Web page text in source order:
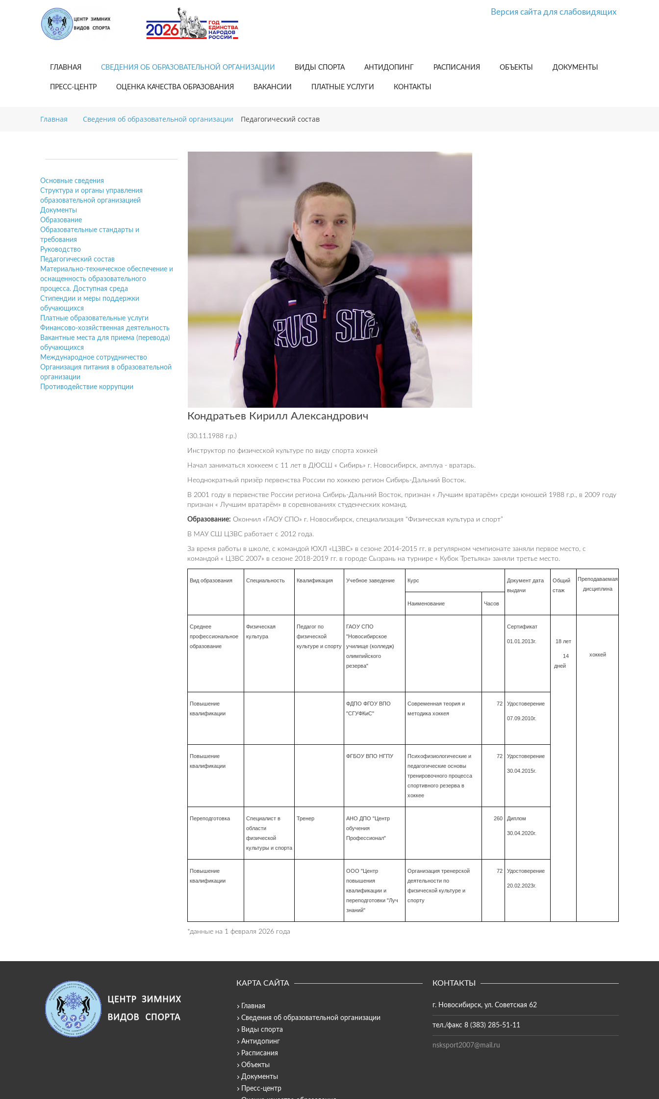
Версия сайта для слабовидящих
ГЛАВНАЯ СВЕДЕНИЯ ОБ ОБРАЗОВАТЕЛЬНОЙ ОРГАНИЗАЦИИ ВИДЫ СПОРТА АНТИДОПИНГ РАСПИСАНИЯ ОБЪЕКТЫ ДОКУМЕНТЫ
ПРЕСС-ЦЕНТР ОЦЕНКА КАЧЕСТВА ОБРАЗОВАНИЯ ВАКАНСИИ ПЛАТНЫЕ УСЛУГИ КОНТАКТЫ
Главная Сведения об образовательной организации Педагогический состав
Кондратьев Кирилл Александрович
(30.11.1988 г.р.)
Инструктор по физической культуре по виду спорта хоккей
Начал заниматься хоккеем с 11 лет в ДЮСШ « Сибирь» г. Новосибирск, амплуа - вратарь.
Неоднократный призёр первенства России по хоккею регион Сибирь-Дальний Восток.
В 2001 году в первенстве России региона Сибирь-Дальний Восток, признан « Лучшим вратарём» среди юношей 1988 г.р., в 2009 году
признан « Лучшим вратарём» в соревнованиях студенческих команд.
Образование: Окончил «ГАОУ СПО» г. Новосибирск, специализация “Физическая культура и спорт”
В МАУ СШ ЦЗВС работает с 2012 года.
За время работы в школе, с командой ЮХЛ «ЦЗВС» в сезоне 2014-2015 гг. в регулярном чемпионате заняли первое место, с
командой « ЦЗВС 2007» в сезоне 2018-2019 гг. в городе Сызрань на турнире « Кубок Третьяка» заняли третье место.
Вид образования Специальность Квалификация Учебное заведение Курс
Документ дата
выдачи
Общий
стаж
Преподаваемая
дисциплина
Наименование Часов
Среднее
профессиональное
образование
Физическая
культура
Педагог по
физической
культуре и спорту
ГАОУ СПО
"Новосибирское
училище (колледж)
олимпийского
резерва"
Сертификат
01.01.2013г. 18 лет
14
дней
хоккей
Повышение
квалификации
ФДПО ФГОУ ВПО
"СГУФКиС"
Современная теория и
методика хоккея
72 Удостоверение
07.09.2010г.
Повышение
квалификации
ФГБОУ ВПО НГПУ
Психофизиологические и
педагогические основы
тренировочного процесса
спортивного резерва в
хоккее
72 Удостоверение
30.04.2015г.
Переподготовка
Специалист в
области
физической
культуры и спорта
Тренер
АНО ДПО "Центр
обучения
Профессионал"
260 Диплом
30.04.2020г.
Повышение
квалификации
ООО "Центр
повышения
квалификации и
переподготовки "Луч
знаний"
Организация тренерской
деятельности по
физической культуре и
спорту
72 Удостоверение
20.02.2023г.
*данные на 1 февраля 2026 года
Основные сведения
Структура и органы управления
образовательной организацией
Документы
Образование
Образовательные стандарты и
требования
Руководство
Педагогический состав
Материально-техническое обеспечение и
оснащенность образовательного
процесса. Доступная среда
Стипендии и меры поддержки
обучающихся
Платные образовательные услуги
Финансово-хозяйственная деятельность
Вакантные места для приема (перевода)
обучающихся
Международное сотрудничество
Организация питания в образовательной
организации
Противодействие коррупции
КАРТА САЙТА
Главная
Сведения об образовательной организации
Виды спорта
Антидопинг
Расписания
Объекты
Документы
Пресс-центр
КОНТАКТЫ
г. Новосибирск, ул. Советская 62
тел./факс 8 (383) 285-51-11
nsksport2007@mail.ru